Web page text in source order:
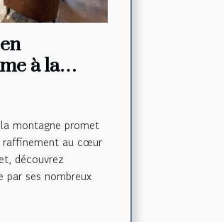
à la
montagne promet
raffinement au cœur
découvrez
par ses nombreux